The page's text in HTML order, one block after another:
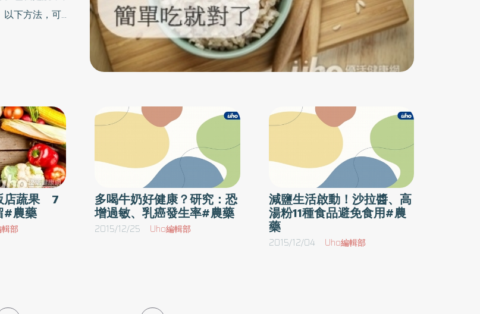
蠟，這些都會對人體健康造成危害。
切塊水果／無論是超市或是夜市攤販販售
塊水果，可能都有添加防腐劑的問題，儘管
便利，還是應避免食用。5） 冷凍蔬菜／
。即使是宣稱有機、無農藥栽培的產品，
方面也不夠完整。6） 冷凍水果／本來
豐富的植化素，會因為冷凍而出現變質、
情形，加上冷凍後水果的鮮度難以確認，
食用！就算是有機產品也不應列在選購清
7） 方便小菜／可以直接食用的方便小
已經過調味，加上製作過程及使用材料都
人安心！即便是濟陽式飲食中推薦的羊栖
淺表性胃炎，輕度中樞神經系統抑制。非所有農
藥都有解毒劑 死亡率恐達60-70%並非所有個
案都像上述患者一樣幸運，例如有機磷、巴拉刈
的中毒致死率極高，巴拉刈(Paraquat)中毒，例
量就會致命，中毒症狀為口腔黏膜潰瘍、噁心、
嘔吐、腎小管壞死、肝細胞毒性及膽汁滯留，猛
暴性中毒者，在數天內因多重器官衰竭而死亡。
另外，有機磷如美文松、大滅松，雖然有解毒劑
可用，但中毒時會引起腹瀉、頻尿、瞳孔收縮、
心跳慢、氣管收縮、嘔吐、流淚及流口水等令人
痛苦的症狀，如延遲就醫仍有致命的危險，且可
能留下長遠的後遺症。醫師提醒，並非所有農
藥、毒藥都有解毒劑，民眾使用、儲存農藥必須
下方法，可以
吃一餐，雖已
2） 素食主義
死亡率遽增、
3.9倍、心臟病
）在其著作
殺人。」3）
，這令人震驚
店蔬果 7
#農藥
部
多喝牛奶好健康？研究：恐
增過敏、乳癌發生率#農藥
2015/12/25 Uho編輯部
減鹽生活啟動！沙拉醬、高
湯粉11種食品避免食用#農
藥
2015/12/04 Uho編輯部